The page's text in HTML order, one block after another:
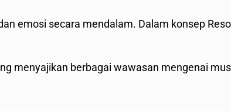
emosi secara mendalam. Dalam konsep
menyajikan berbagai wawasan mengenai